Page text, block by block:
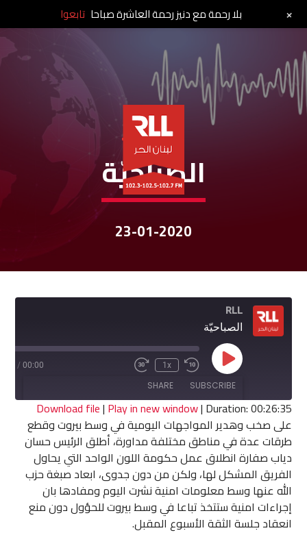
نشرات الأخبار
الصباحيّة
23-01-2020
RLL
الصباحيّة
Play
Episode
Rewind
10
Seconds
1x
Fast
seconds
00:00
/
SUBSCRIBE
SHARE
RSS FEED
SHARE
LINK
EMBED
Download file| Play in new window| Duration: 00:26:35
على صخب وهدير المواجهات اليومية في وسط بيروت وقطع
طرقات عدة في مناطق مختلفة مداورة، أطلق الرئيس حسان
دياب صفارة انطلاق عمل حكومة اللون الواحد التي يحاول
الفريق المشكل لها، ولكن من دون جدوى، ابعاد صبغة حزب
الله عنها وسط معلومات امنية نشرت اليوم ومفادها بان
إجراءات امنية ستتخذ تباعا في وسط بيروت للحؤول دون منع
انعقاد جلسة الثقة الأسبوع المقبل.
بلا رحمة مع دنيز رحمة العاشرة صباحا تابعوا +